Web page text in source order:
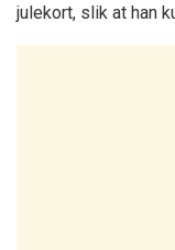
julekort, slik at han